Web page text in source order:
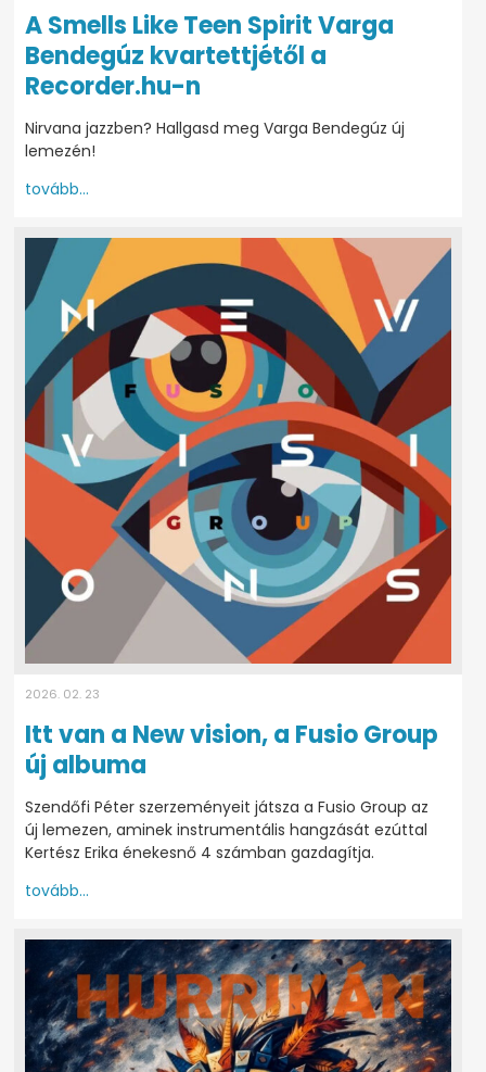
A Smells Like Teen Spirit Varga
Bendegúz kvartettjétől a
Recorder.hu-n
Nirvana jazzben? Hallgasd meg Varga Bendegúz új
lemezén!
tovább...
2026. 02. 23
Itt van a New vision, a Fusio Group
új albuma
Szendőfi Péter szerzeményeit játsza a Fusio Group az
új lemezen, aminek instrumentális hangzását ezúttal
Kertész Erika énekesnő 4 számban gazdagítja.
tovább...